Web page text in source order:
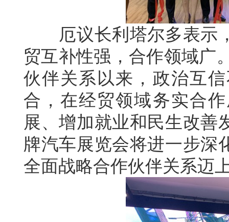
厄议长利塔尔多表示，
贸互补性强，合作领域广
伙伴关系以来，政治互
合，在经贸领域务实合
展、增加就业和民生改善
牌汽车展览会将进一步深
全面战略合作伙伴关系迈